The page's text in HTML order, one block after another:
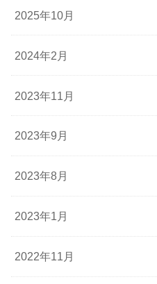
2025年10月
2024年2月
2023年11月
2023年9月
2023年8月
2023年1月
2022年11月